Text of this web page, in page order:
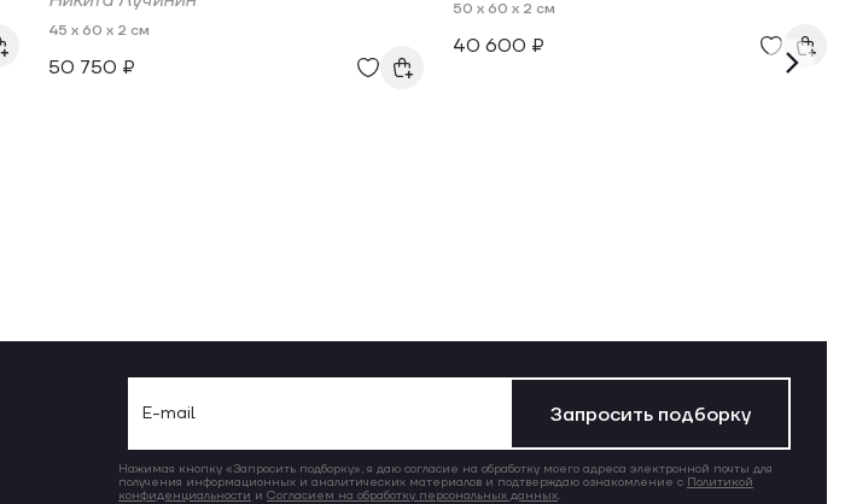
45 x 60 x 2 см
50 750 ₽
50 x 60 x 2 см
40 600 ₽
Запросить подборку
Нажимая кнопку «Запросить подборку», я даю согласие на обработку моего адреса электронной почты для
получения информационных и аналитических материалов и подтверждаю ознакомление с Политикой
конфиденциальности и Согласием на обработку персональных данных.